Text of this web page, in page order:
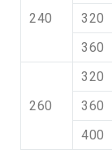
240
320
360
260
320
360
400